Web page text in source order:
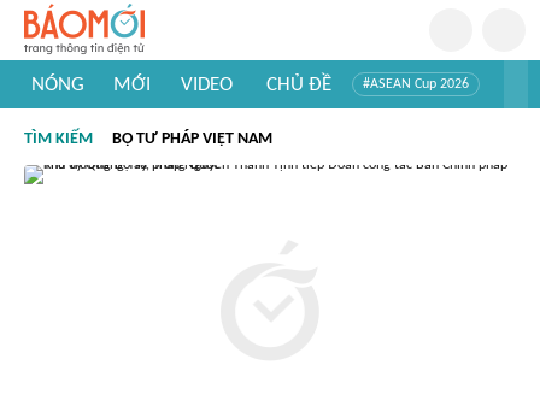
NÓNG MỚI VIDEO CHỦ ĐỀ #ASEAN Cup 2026
#Khám phá thế giới
TÌM KIẾM BỘ TƯ PHÁP VIỆT NAM